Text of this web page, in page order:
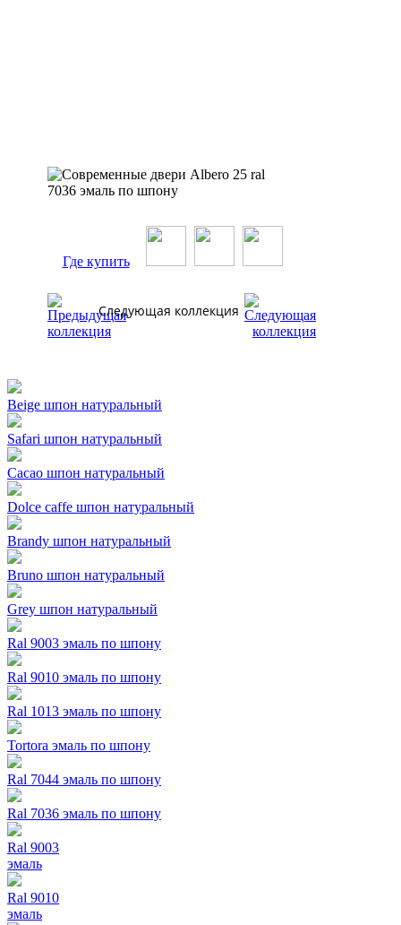
Где купить
Следующая коллекция
Beige шпон натуральный
Safari шпон натуральный
Cacao шпон натуральный
Dolce caffe шпон натуральный
Brandy шпон натуральный
Bruno шпон натуральный
Grey шпон натуральный
Ral 9003 эмаль по шпону
Ral 9010 эмаль по шпону
Ral 1013 эмаль по шпону
Tortora эмаль по шпону
Ral 7044 эмаль по шпону
Ral 7036 эмаль по шпону
Ral 9003
эмаль
Ral 9010
эмаль